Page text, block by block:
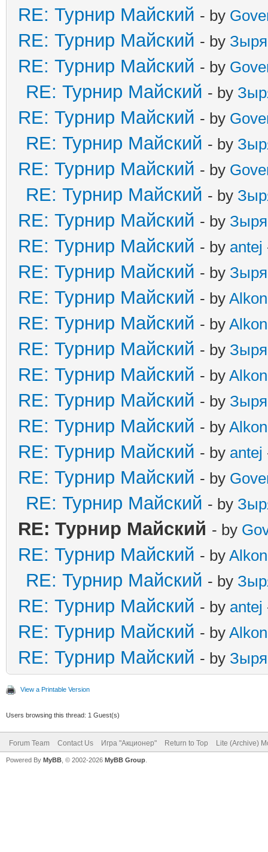
RE: Турнир Майский - by
RE: Турнир Майский - by
RE: Турнир Майский - by
RE: Турнир Майский - by
RE: Турнир Майский - by
RE: Турнир Майский - by
RE: Турнир Майский - by
RE: Турнир Майский - by
RE: Турнир Майский - by
RE: Турнир Майский - by antej
RE: Турнир Майский - by
RE: Турнир Майский - by
RE: Турнир Майский - by
RE: Турнир Майский - by
RE: Турнир Майский - by
RE: Турнир Майский - by
RE: Турнир Майский - by
RE: Турнир Майский - by antej
RE: Турнир Майский - by
RE: Турнир Майский - by
RE: Турнир Майский - by
RE: Турнир Майский - by
RE: Турнир Майский - by
RE: Турнир Майский - by antej
RE: Турнир Майский - by
RE: Турнир Майский - by
View a Printable Version
Users browsing this thread: 1 Guest(s)
Forum Team Contact Us Игра "Акционер" Return to Top Lite (Archive)
Powered By MyBB , © 2002-2026 MyBB Group